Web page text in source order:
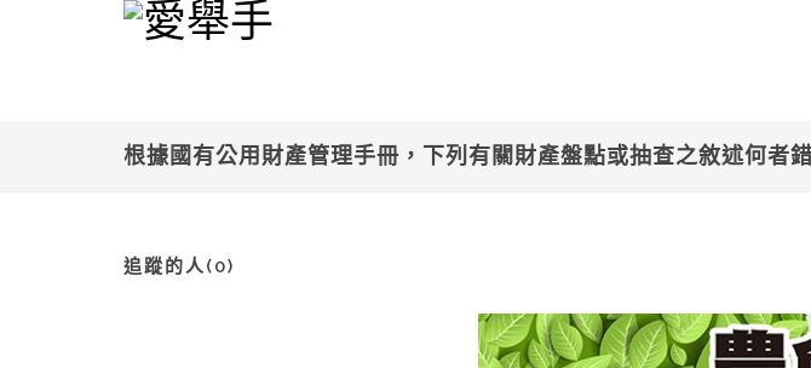
根據國有公用財產管理手冊，下列有關財產盤點或抽查之敘述何
追蹤的人(0)